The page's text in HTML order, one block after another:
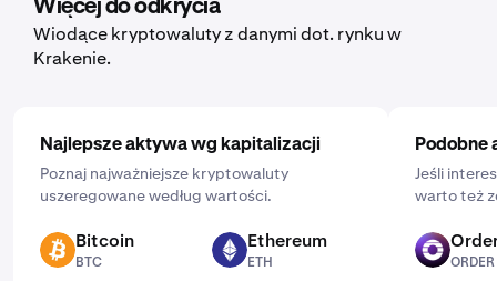
i częstotliwość, klikając „Jednorazowo” i wybierając
harmonogram: codziennie, co tydzień lub co miesiąc.
Więcej do odkrycia
Wiodące kryptowaluty z danymi dot. rynku w
Krakenie.
Najlepsze aktywa wg kapitalizacji
Poznaj najważniejsze kryptowaluty
uszeregowane według wartości.
BTC Bitcoin
BTC
ETH Ethereum
ETH
Podobne
Jeśli
warto też
ORDER
ORDER